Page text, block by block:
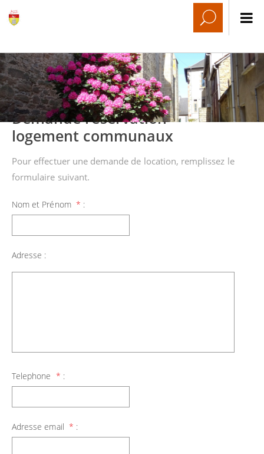
Demande reservation
logement communaux
Pour effectuer une demande de location, remplissez le
formulaire suivant.
Nom et Prénom * :
Adresse :
Telephone * :
Adresse email * :